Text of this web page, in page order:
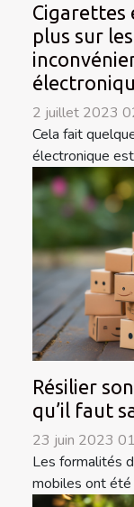
Cigarettes
plus sur
2 juillet 2023
Cela fait
électronique
Résilier
qu’il faut
23 juin 2023
Les formalités
mobiles ont été